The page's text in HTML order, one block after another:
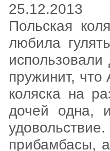
25.12.2013
Польская
любила
пружинит,
коляска на
дочей одна,
прибамбасы,